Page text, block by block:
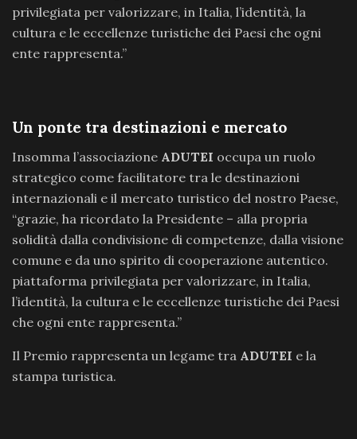
privilegiata per valorizzare, in Italia, l’identità, la
cultura e le eccellenze turistiche dei Paesi che ogni
ente rappresenta.”
Un ponte tra destinazioni e mercato
Insomma l’associazione ADUTEI occupa un ruolo
strategico come facilitatore tra le destinazioni
internazionali e il mercato turistico del nostro Paese,
“grazie, ha ricordato la Presidente – alla propria
solidità dalla condivisione di competenze, dalla visione
comune e da uno spirito di cooperazione autentico.
piattaforma privilegiata per valorizzare, in Italia,
l’identità, la cultura e le eccellenze turistiche dei Paesi
che ogni ente rappresenta.”
Il Premio rappresenta un legame tra ADUTEI e la
stampa turistica.